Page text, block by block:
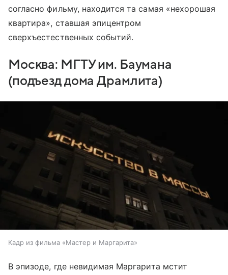
согласно фильму, находится та самая «нехорошая
квартира», ставшая эпицентром
сверхъестественных событий.
Москва: МГТУ им. Баумана
(подъезд дома Драмлита)
Кадр из фильма «Мастер и Маргарита»
В эпизоде, где невидимая Маргарита мстит